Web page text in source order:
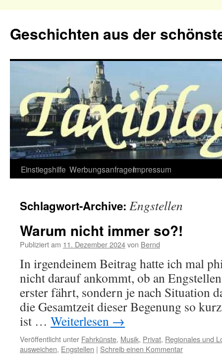
Geschichten aus der
Zum
springen
Einstiegshilfe WerbungsanfragenImpressum
Schlagwort-Archive: Engstellen
Warum nicht immer so?!
Publiziert am 11. Dezember 2024von Bernd
In irgendeinem Beitrag hatte ich mal
nicht darauf ankommt, ob an
erster fährt, sondern je nach Situation
die Gesamtzeit dieser Begenung so
ist … Weiterlesen →
Veröffentlicht unter Fahrkünste, Musik, Privat, Regionales und
ausweichen, Engstellen | Schreib einen Kommentar